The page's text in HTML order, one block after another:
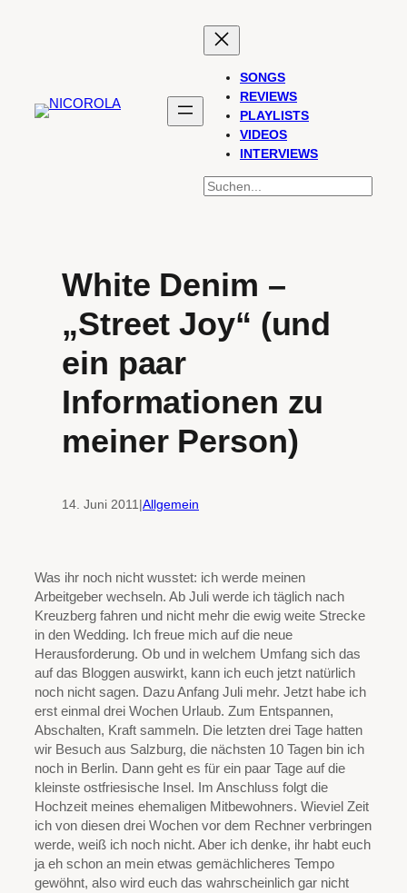
SONGS
REVIEWS
PLAYLISTS
VIDEOS
INTERVIEWS
SUCHEN
White Denim –
„Street Joy“ (und
ein paar
Informationen zu
meiner Person)
14. Juni 2011 |Allgemein
Was ihr noch nicht wusstet: ich werde meinen
Arbeitgeber wechseln. Ab Juli werde ich täglich nach
Kreuzberg fahren und nicht mehr die ewig weite Strecke
in den Wedding. Ich freue mich auf die neue
Herausforderung. Ob und in welchem Umfang sich das
auf das Bloggen auswirkt, kann ich euch jetzt natürlich
noch nicht sagen. Dazu Anfang Juli mehr. Jetzt habe ich
erst einmal drei Wochen Urlaub. Zum Entspannen,
Abschalten, Kraft sammeln. Die letzten drei Tage hatten
wir Besuch aus Salzburg, die nächsten 10 Tagen bin ich
noch in Berlin. Dann geht es für ein paar Tage auf die
kleinste ostfriesische Insel. Im Anschluss folgt die
Hochzeit meines ehemaligen Mitbewohners. Wieviel Zeit
ich von diesen drei Wochen vor dem Rechner verbringen
werde, weiß ich noch nicht. Aber ich denke, ihr habt euch
ja eh schon an mein etwas gemächlicheres Tempo
gewöhnt, also wird euch das wahrscheinlich gar nicht